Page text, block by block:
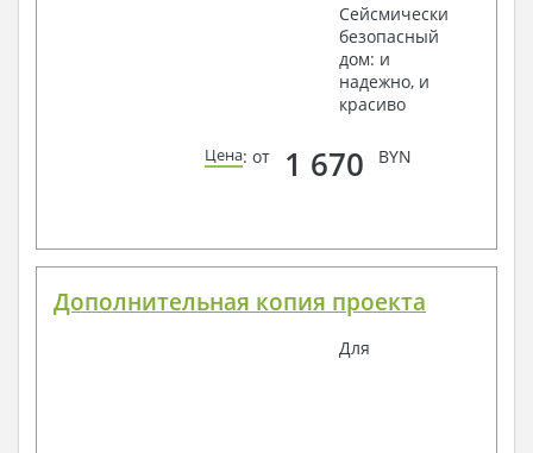
Сейсмически
безопасный
дом: и
надежно, и
красиво
Цена: от 1 670 BYN
Дополнительная копия проекта
Для